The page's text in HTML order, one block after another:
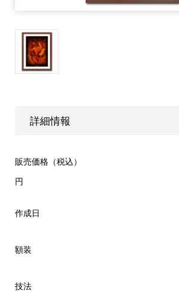
詳細情報
販売価格（税込）
円
作成日
額装
技法